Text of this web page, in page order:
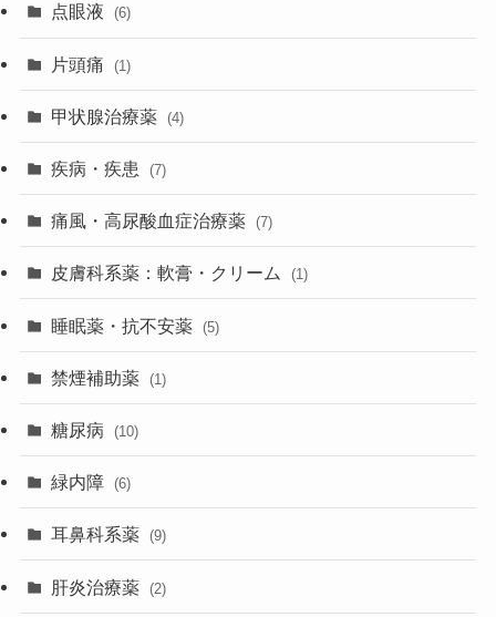
点眼液 (6)
片頭痛 (1)
甲状腺治療薬 (4)
疾病・疾患 (7)
痛風・高尿酸血症治療薬 (7)
皮膚科系薬：軟膏・クリーム (1)
睡眠薬・抗不安薬 (5)
禁煙補助薬 (1)
糖尿病 (10)
緑内障 (6)
耳鼻科系薬 (9)
肝炎治療薬 (2)